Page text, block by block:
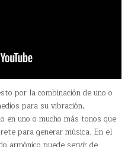
por la combinación de uno o
para su vibración,
en uno o mucho más tonos que
para generar música. En el